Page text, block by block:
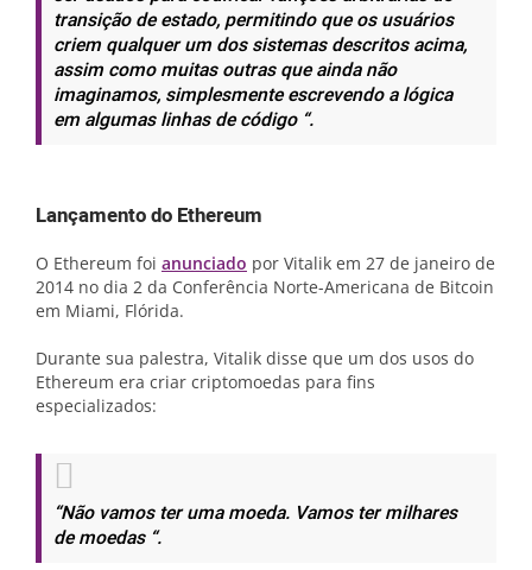
transição de estado, permitindo que os usuários
criem qualquer um dos sistemas descritos acima,
assim como muitas outras que ainda não
imaginamos, simplesmente escrevendo a lógica
em algumas linhas de código “.
Lançamento do Ethereum
O Ethereum foi anunciado por Vitalik em 27 de janeiro de
2014 no dia 2 da Conferência Norte-Americana de Bitcoin
em Miami, Flórida.
Durante sua palestra, Vitalik disse que um dos usos do
Ethereum era criar criptomoedas para fins
especializados:
“Não vamos ter uma moeda. Vamos ter milhares
de moedas “.